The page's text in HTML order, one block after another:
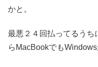
かと。
最悪２４回払ってるうち
らMacBookでもWindows